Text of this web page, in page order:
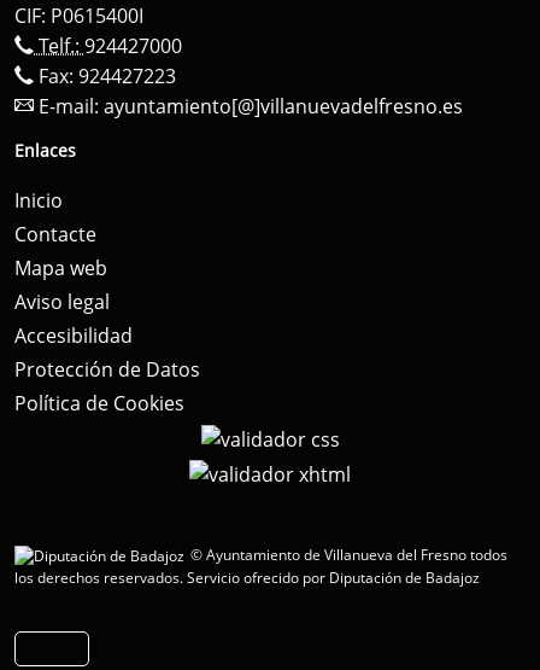
CIF: P0615400I
Telf.: 924427000
Fax: 924427223
E-mail: ayuntamiento[@]villanuevadelfresno.es
Enlaces
Inicio
Contacte
Mapa web
Aviso legal
Accesibilidad
Protección de Datos
Política de Cookies
© Ayuntamiento de Villanueva del Fresno todos
los derechos reservados.Servicio ofrecido por Diputación de Badajoz